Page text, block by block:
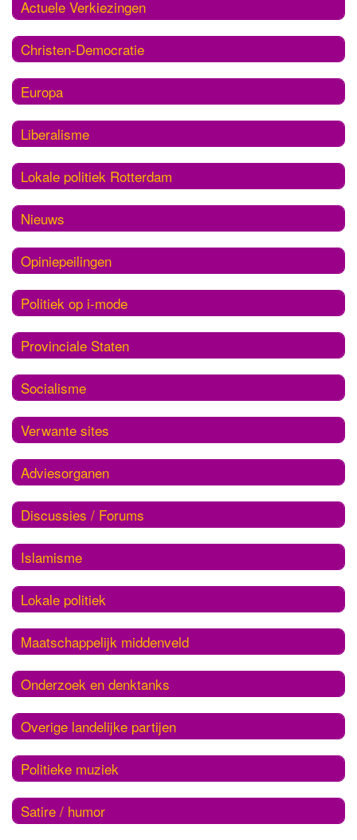
Actuele Verkiezingen
Christen-Democratie
Europa
Liberalisme
Lokale politiek Rotterdam
Nieuws
Opiniepeilingen
Politiek op i-mode
Provinciale Staten
Socialisme
Verwante sites
Adviesorganen
Discussies / Forums
Islamisme
Lokale politiek
Maatschappelijk middenveld
Onderzoek en denktanks
Overige landelijke partijen
Politieke muziek
Satire / humor